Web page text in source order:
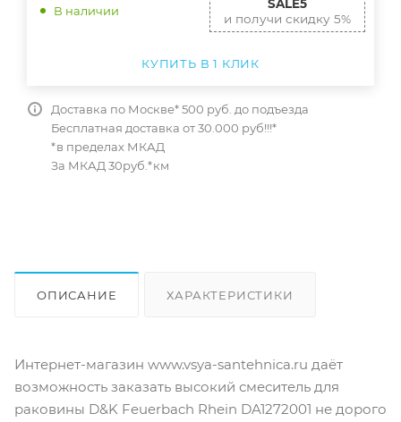
В наличии
SALE5
и получи скидку 5%
КУПИТЬ В 1 КЛИК
Доставка по Москве* 500 руб. до подъезда
Бесплатная доставка от 30.000 руб!!!*
*в пределах МКАД
За МКАД 30руб.*км
ОПИСАНИЕ ХАРАКТЕРИСТИКИ
Интернет-магазин www.vsya-santehnica.ru даёт
возможность заказать высокий смеситель для
раковины D&K Feuerbach Rhein DA1272001 не дорого